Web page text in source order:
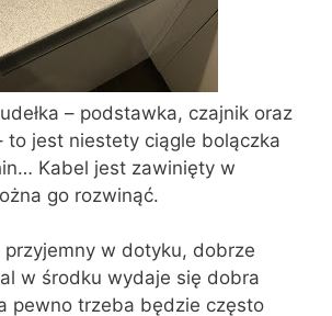
– podstawka, czajnik oraz
to jest niestety ciągle bolączka
Kabel jest zawinięty w
go rozwinąć.
w dotyku, dobrze
w środku wydaje się dobra
pewno trzeba będzie często